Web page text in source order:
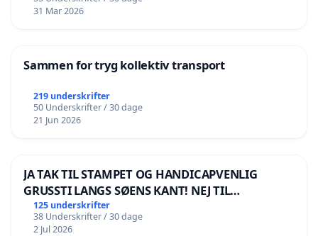
31 Mar 2026
Sammen for tryg kollektiv transport
219 underskrifter
50 Underskrifter / 30 dage
21 Jun 2026
JA TAK TIL STAMPET OG HANDICAPVENLIG
GRUSSTI LANGS SØENS KANT! NEJ TIL
BOARDWALK VÆK FRA SØEN
125 underskrifter
38 Underskrifter / 30 dage
2 Jul 2026